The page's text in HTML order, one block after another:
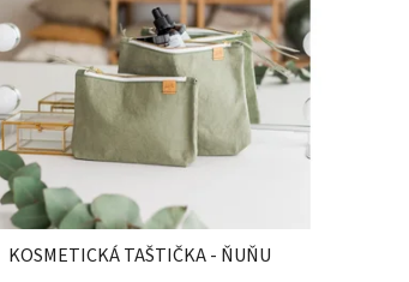
KOSMETICKÁ TAŠTIČKA - ŇUŇU